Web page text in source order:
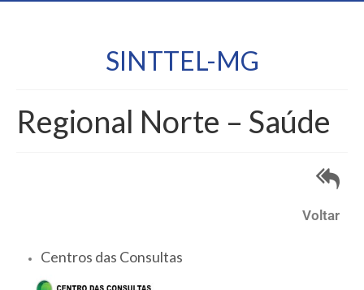
SINTTEL-MG
Regional Norte – Saúde
Voltar
Centros das Consultas